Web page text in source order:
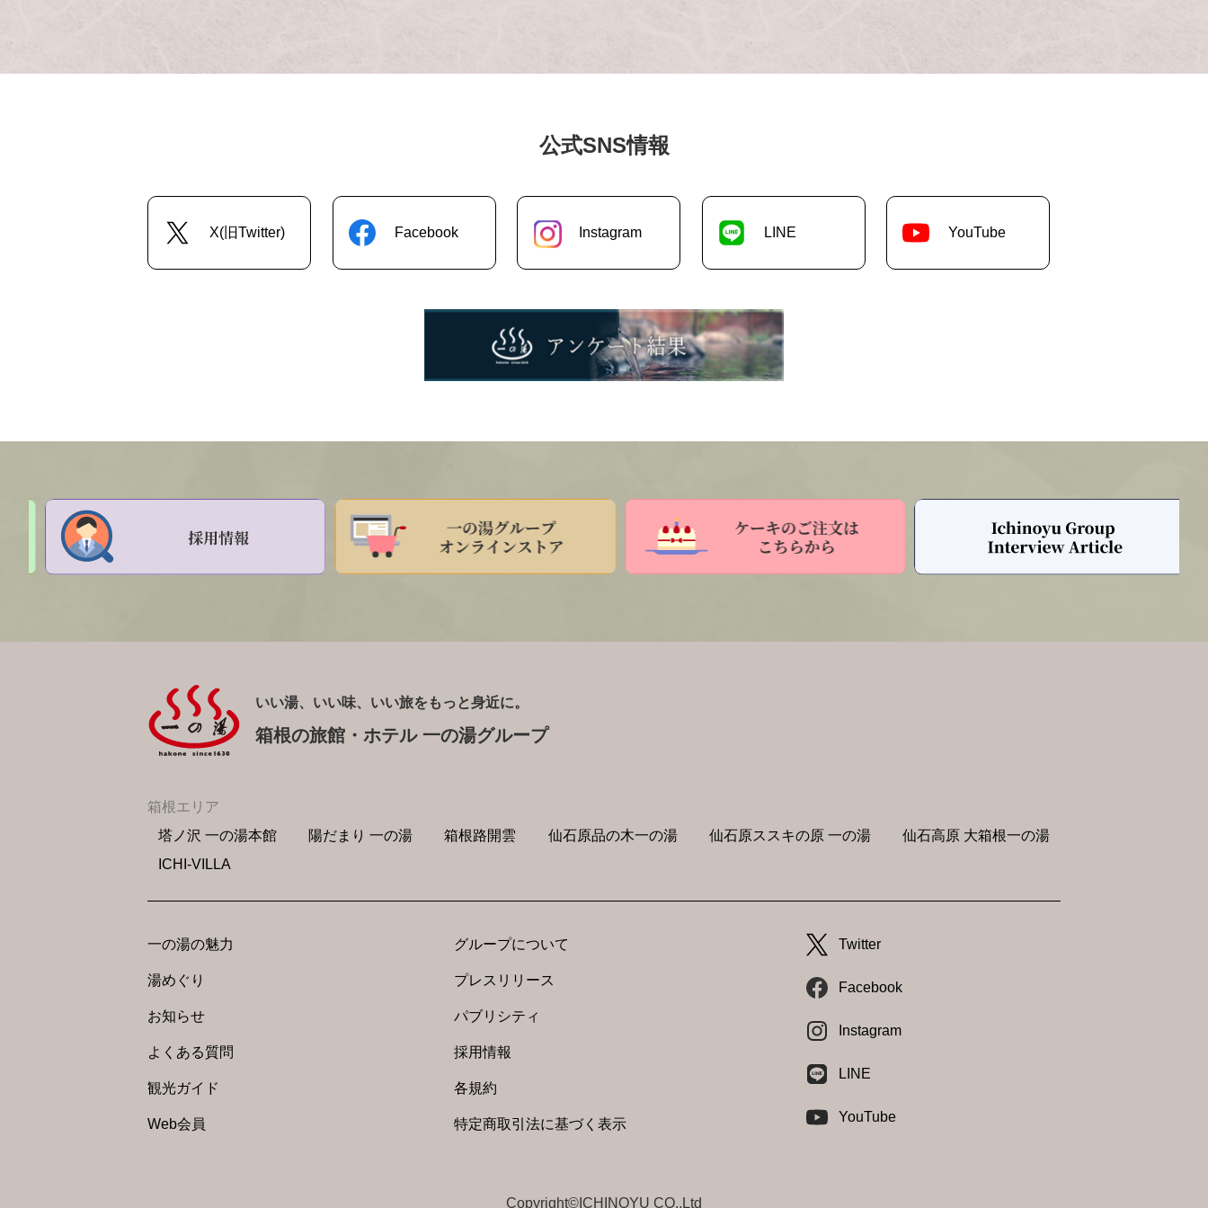
公式SNS情報
X(旧Twitter) Facebook Instagram LINE YouTube
いい湯、いい味、いい旅をもっと身近に。
箱根の旅館・ホテル 一の湯グループ
箱根エリア
塔ノ沢 一の湯本館
陽だまり 一の湯 箱根路開雲 仙石原品の木一の湯 仙石原ススキの原 一の湯
仙石高原 大箱根一の湯
ICHI-VILLA
一の湯の魅力
湯めぐり
お知らせ
よくある質問
観光ガイド
Web会員
グループについて
プレスリリース
パブリシティ
採用情報
各規約
特定商取引法に基づく表示
Twitter
Facebook
Instagram
LINE
YouTube
Copyright©ICHINOYU CO.,Ltd